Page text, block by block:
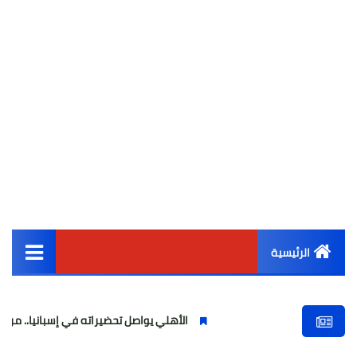
الرئيسية
أخبار مصر
الأهلي يواصل تحضيراته في إسبانيا.. مران صباحي قوي